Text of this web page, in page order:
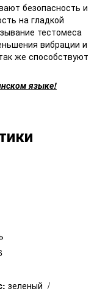
безопасность и
на гладкой
тестомеса
вибрации и
же способствуют
языке!
зеленый /